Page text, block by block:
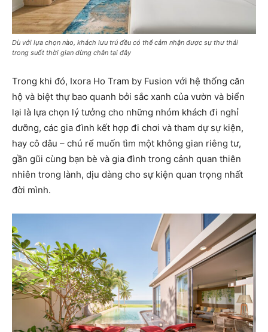
Dù với lựa chọn nào, khách lưu trú đều có thể cảm nhận được sự thư thái
trong suốt thời gian dừng chân tại đây
Trong khi đó, Ixora Ho Tram by Fusion với hệ thống căn
hộ và biệt thự bao quanh bởi sắc xanh của vườn và biển
lại là lựa chọn lý tưởng cho những nhóm khách đi nghỉ
dưỡng, các gia đình kết hợp đi chơi và tham dự sự kiện,
hay cô dâu – chú rể muốn tìm một không gian riêng tư,
gần gũi cùng bạn bè và gia đình trong cảnh quan thiên
nhiên trong lành, dịu dàng cho sự kiện quan trọng nhất
đời mình.